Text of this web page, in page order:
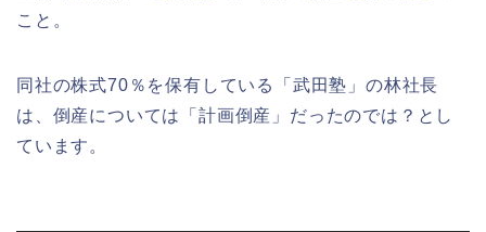
こと。
同社の株式70％を保有している「武田塾」の林社長
は、倒産については「計画倒産」だったのでは？とし
ています。